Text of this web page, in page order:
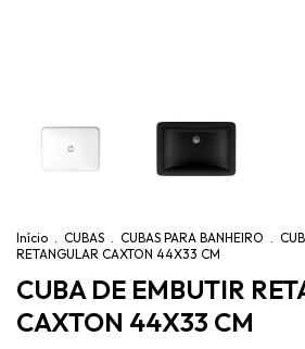
Início . CUBAS . CUBAS PARA BANHEIRO .
RETANGULAR CAXTON 44X33 CM
CUBA DE EMBUTIR
CAXTON 44X33 CM